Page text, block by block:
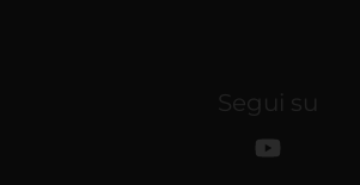
Segui su